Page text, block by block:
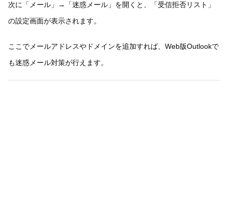
次に「メール」→「迷惑メール」を開くと、「受信拒否リスト」
の設定画面が表示されます。
ここでメールアドレスやドメインを追加すれば、Web版Outlookで
も迷惑メール対策が行えます。